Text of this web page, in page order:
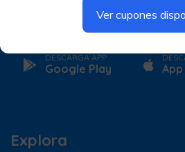
solo ecosistema sostenible.”
DESCARGA APP
Google Play
Explora
Ver cupones